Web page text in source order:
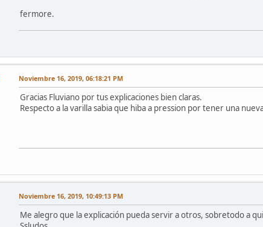
fermore.
Noviembre 16, 2019, 06:18:21 PM
Gracias Fluviano por tus explicaciones bien claras.
Respecto a la varilla sabia que hiba a pression por tener una
Noviembre 16, 2019, 10:49:13 PM
Me alegro que la explicación pueda servir a otros, sobretodo a